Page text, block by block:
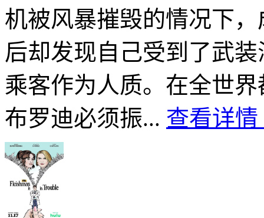
机被风暴摧毁的情况下
后却发现自己受到了武
乘客作为人质。在全世
布罗迪必须振... 查看详情